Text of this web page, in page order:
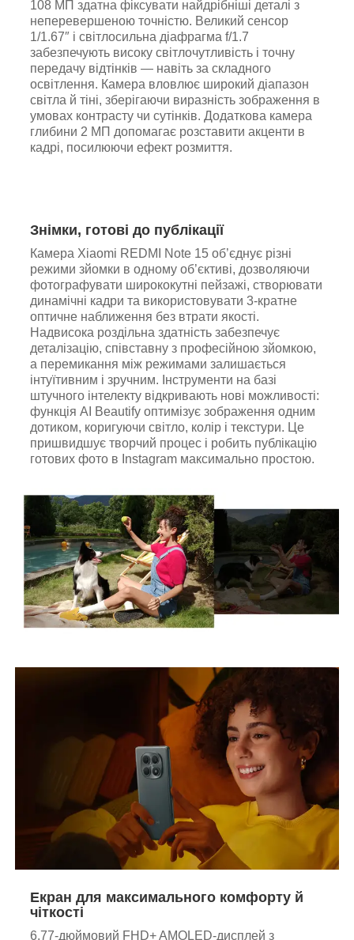
108 МП здатна фіксувати найдрібніші деталі з
неперевершеною точністю. Великий сенсор
1/1.67″ і світлосильна діафрагма f/1.7
забезпечують високу світлочутливість і точну
передачу відтінків — навіть за складного
освітлення. Камера вловлює широкий діапазон
світла й тіні, зберігаючи виразність зображення в
умовах контрасту чи сутінків. Додаткова камера
глибини 2 МП допомагає розставити акценти в
кадрі, посилюючи ефект розмиття.
Знімки, готові до публікації
Камера Xiaomi REDMI Note 15 об’єднує різні
режими зйомки в одному об’єктиві, дозволяючи
фотографувати ширококутні пейзажі, створювати
динамічні кадри та використовувати 3-кратне
оптичне наближення без втрати якості.
Надвисока роздільна здатність забезпечує
деталізацію, співставну з професійною зйомкою,
а перемикання між режимами залишається
інтуїтивним і зручним. Інструменти на базі
штучного інтелекту відкривають нові можливості:
функція AI Beautify оптимізує зображення одним
дотиком, коригуючи світло, колір і текстури. Це
пришвидшує творчий процес і робить публікацію
готових фото в Instagram максимально простою.
Екран для максимального комфорту й
чіткості
6.77-дюймовий FHD+ AMOLED-дисплей з